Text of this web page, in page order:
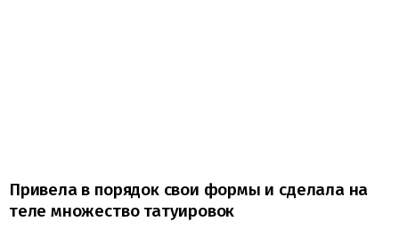
Привела в порядок свои формы и сделала на
теле множество татуировок